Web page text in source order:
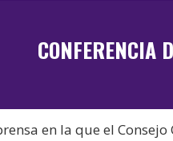
CONFERENCIA
en la que el